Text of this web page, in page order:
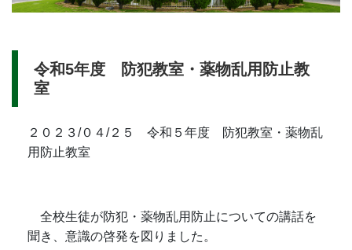
令和5年度 防犯教室・薬物乱用防止教
室
２０２３/０４/２５ 令和５年度 防犯教室・薬物乱
用防止教室
全校生徒が防犯・薬物乱用防止についての講話を
聞き、意識の啓発を図りました。